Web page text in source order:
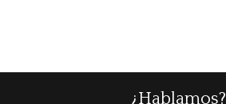
¿Hablamos?